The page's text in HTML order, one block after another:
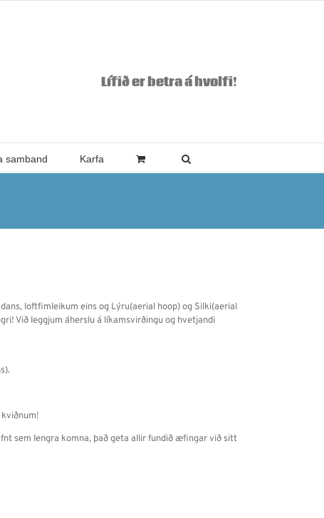
Lífið er betra á hvolfi!
samband Karfa
loftfimleikum eins og Lýru(aerial hoop) og Silki(aerial
Við leggjum áherslu á líkamsvirðingu og hvetjandi
sem lengra komna, það geta allir fundið æfingar við sitt